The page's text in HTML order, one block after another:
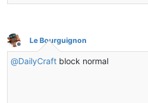
Hors-ligne
Le Bourguignon
@DailyCraft block normal